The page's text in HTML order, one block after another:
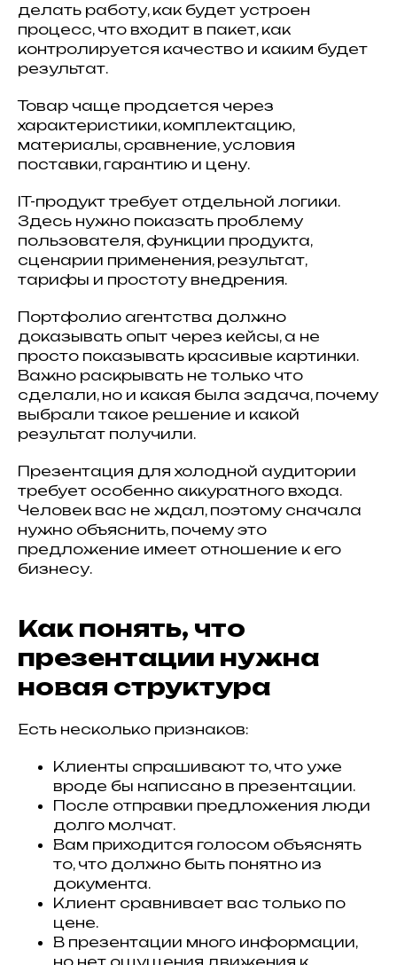
делать работу, как будет устроен
процесс, что входит в пакет, как
контролируется качество и каким будет
результат.
Товар чаще продается через
характеристики, комплектацию,
материалы, сравнение, условия
поставки, гарантию и цену.
IT-продукт требует отдельной логики.
Здесь нужно показать проблему
пользователя, функции продукта,
сценарии применения, результат,
тарифы и простоту внедрения.
Портфолио агентства должно
доказывать опыт через кейсы, а не
просто показывать красивые картинки.
Важно раскрывать не только что
сделали, но и какая была задача, почему
выбрали такое решение и какой
результат получили.
Презентация для холодной аудитории
требует особенно аккуратного входа.
Человек вас не ждал, поэтому сначала
нужно объяснить, почему это
предложение имеет отношение к его
бизнесу.
Как понять, что
презентации нужна
новая структура
Есть несколько признаков:
Клиенты спрашивают то, что уже
вроде бы написано в презентации.
После отправки предложения люди
долго молчат.
Вам приходится голосом объяснять
то, что должно быть понятно из
документа.
Клиент сравнивает вас только по
цене.
В презентации много информации,
но нет ощущения движения к